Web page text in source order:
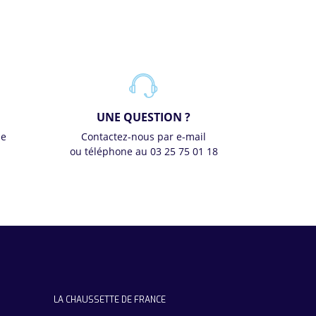
UNE QUESTION ?
Contactez-nous par e-mail
ou téléphone au 03 25 75 01 18
LA CHAUSSETTE DE FRANCE